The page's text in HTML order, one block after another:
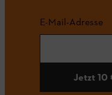
E-Mail-Adresse
Jetzt 10